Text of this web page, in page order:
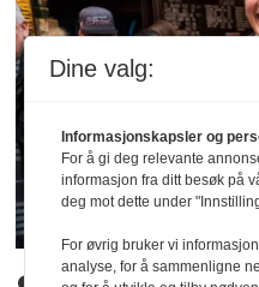
Dine valg:
Informasjonskapsler og
For å gi deg relevante
informasjon fra ditt besøk på
deg mot dette under
For øvrig bruker vi
analyse, for å sammenligne